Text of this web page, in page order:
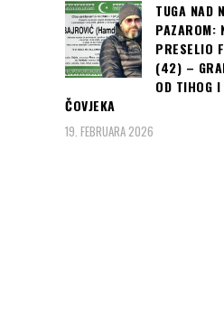
TUGA NAD
PAZAROM:
PRESELIO
(42) –
OD TIHOG
ČOVJEKA
19. FEBRUARA 2026